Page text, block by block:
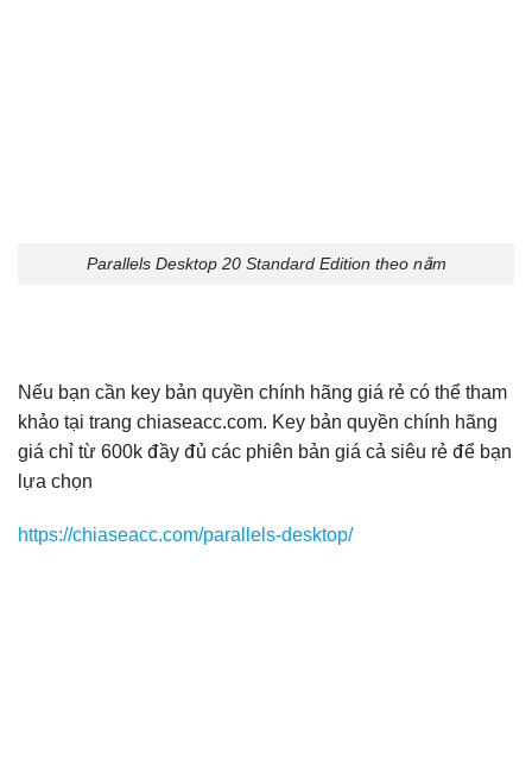
Parallels Desktop 20 Standard Edition theo năm
Nếu bạn cần key bản quyền chính hãng giá rẻ có thể tham
khảo tại trang chiaseacc.com. Key bản quyền chính hãng
giá chỉ từ 600k đầy đủ các phiên bản giá cả siêu rẻ để bạn
lựa chọn
https://chiaseacc.com/parallels-desktop/